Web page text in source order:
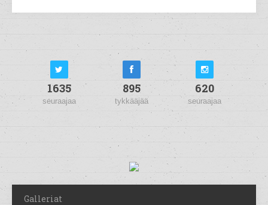
1635
seuraajaa
895
tykkääjää
620
seuraajaa
Galleriat